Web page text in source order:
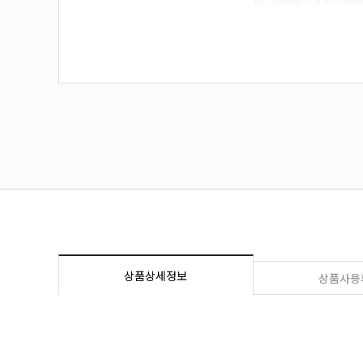
상품상세정보 상품사